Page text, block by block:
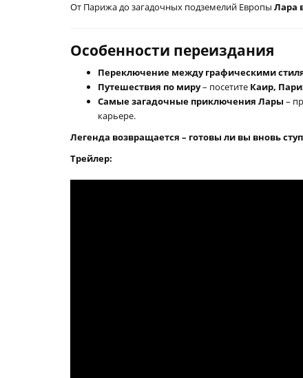
От Парижа до загадочных подземелий Европы Лара
Особенности переиздания
Переключение между графическими
Путешествия по миру– посетите Каир,
Самые загадочные приключения Лары –
карьере.
Легенда возвращается – готовы ли вы вновь
Трейлер: